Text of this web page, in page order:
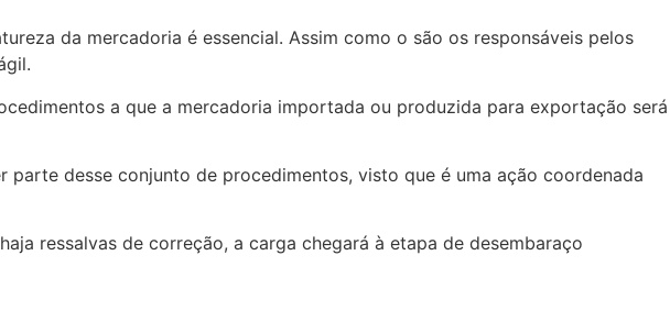
da mercadoria é essencial. Assim como o são os responsáveis pelos
a que a mercadoria importada ou produzida para exportação será
desse conjunto de procedimentos, visto que é uma ação coordenada
ressalvas de correção, a carga chegará à etapa de desembaraço